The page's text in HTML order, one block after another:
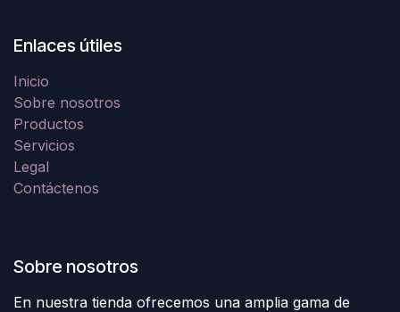
Enlaces útiles
Inicio
Sobre nosotros
Productos
Servicios
Legal
Contáctenos
Sobre nosotros
En nuestra tienda ofrecemos una amplia gama de